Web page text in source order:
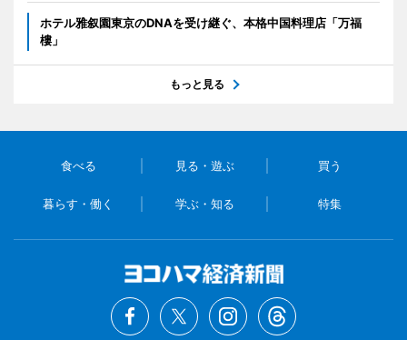
ホテル雅叙園東京のDNAを受け継ぐ、本格中国料理店「万福
樓」
もっと見る
食べる 見る・遊ぶ 買う
暮らす・働く 学ぶ・知る 特集